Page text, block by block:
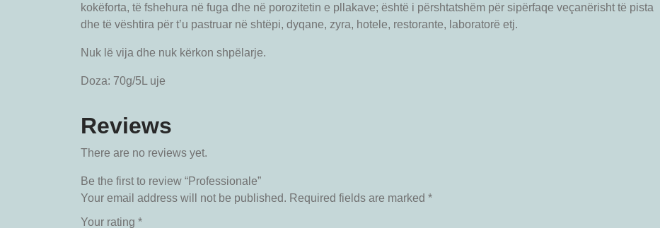
kokëforta, të fshehura në fuga dhe në porozitetin e pllakave; është i përshtatshëm për sipërfaqe veçanërisht të pista
dhe të vështira për t’u pastruar në shtëpi, dyqane, zyra, hotele, restorante, laboratorë etj.
Nuk lë vija dhe nuk kërkon shpëlarje.
Doza: 70g/5L uje
Reviews
There are no reviews yet.
Be the first to review “Professionale”
Your email address will not be published. Required fields are marked *
Your rating *